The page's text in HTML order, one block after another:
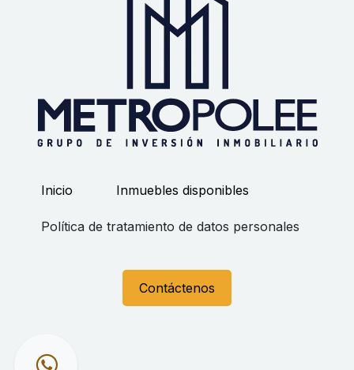
Inicio Inmuebles disponibles
Política de tratamiento de datos personales
Contáctenos